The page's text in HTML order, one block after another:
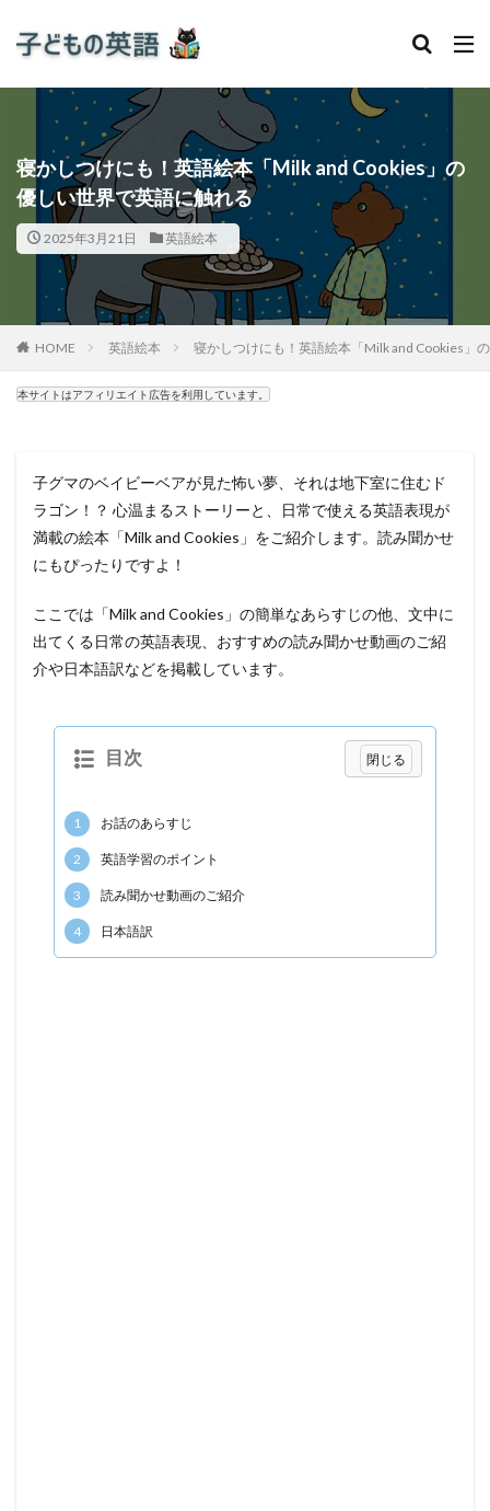
寝かしつけにも！英語絵本「Milk and Cookies」の
優しい世界で英語に触れる
2025年3月21日 英語絵本
HOME 英語絵本 寝かしつけにも！英語絵本「Milk and Cookies」
本サイトはアフィリエイト広告を利用しています。
子グマのベイビーベアが見た怖い夢、それは地下室に住むド
ラゴン！？ 心温まるストーリーと、日常で使える英語表現が
満載の絵本「Milk and Cookies」をご紹介します。読み聞かせ
にもぴったりですよ！
ここでは「Milk and Cookies」の簡単なあらすじの他、文中に
出てくる日常の英語表現、おすすめの読み聞かせ動画のご紹
介や日本語訳などを掲載しています。
目次
1 お話のあらすじ
2 英語学習のポイント
3 読み聞かせ動画のご紹介
4 日本語訳